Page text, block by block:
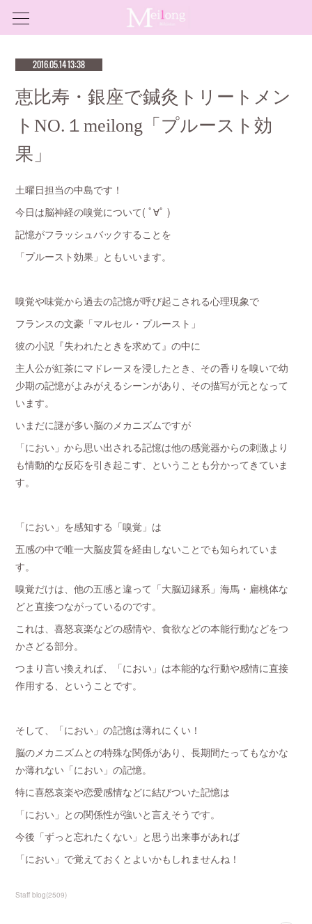
2016.05.14 13:38
恵比寿・銀座で鍼灸トリートメン
トNO.１meilong「プルースト効
果」
土曜日担当の中島です！
今日は脳神経の嗅覚について( ﾟ∀ﾟ )
記憶がフラッシュバックすることを
「プルースト効果」ともいいます。
嗅覚や味覚から過去の記憶が呼び起こされる心理現象で
フランスの文豪「マルセル・プルースト」
彼の小説『失われたときを求めて』の中に
主人公が紅茶にマドレーヌを浸したとき、その香りを嗅いで幼
少期の記憶がよみがえるシーンがあり、その描写が元となって
います。
いまだに謎が多い脳のメカニズムですが
「におい」から思い出される記憶は他の感覚器からの刺激より
も情動的な反応を引き起こす、ということも分かってきていま
す。
「におい」を感知する「嗅覚」は
五感の中で唯一大脳皮質を経由しないことでも知られていま
す。
嗅覚だけは、他の五感と違って「大脳辺縁系」海馬・扁桃体な
どと直接つながっているのです。
これは、喜怒哀楽などの感情や、食欲などの本能行動などをつ
かさどる部分。
つまり言い換えれば、「におい」は本能的な行動や感情に直接
作用する、ということです。
そして、「におい」の記憶は薄れにくい！
脳のメカニズムとの特殊な関係があり、長期間たってもなかな
か薄れない「におい」の記憶。
特に喜怒哀楽や恋愛感情などに結びついた記憶は
「におい」との関係性が強いと言えそうです。
今後「ずっと忘れたくない」と思う出来事があれば
「におい」で覚えておくとよいかもしれませんね！
Staff blog(2509)